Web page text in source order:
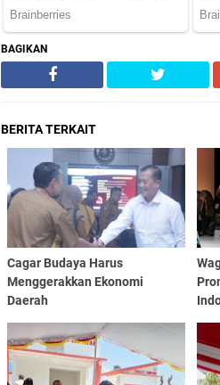
BAGIKAN
BERITA TERKAIT
Cagar Budaya Harus
Menggerakkan Ekonomi
Daerah